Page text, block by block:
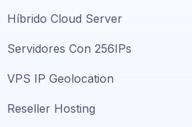
Híbrido Cloud Server
Servidores Con 256IPs
VPS IP Geolocation
Reseller Hosting